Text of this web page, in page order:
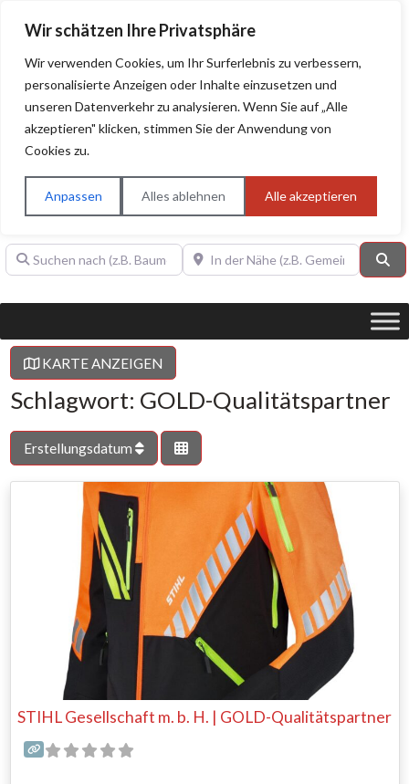
Wir schätzen Ihre Privatsphäre
Wir verwenden Cookies, um Ihr Surferlebnis zu verbessern,
personalisierte Anzeigen oder Inhalte einzusetzen und
unseren Datenverkehr zu analysieren. Wenn Sie auf „Alle
akzeptieren" klicken, stimmen Sie der Anwendung von
Cookies zu.
Anpassen Alles ablehnen Alle akzeptieren
BAUHERRENHILFE.orgQualitätssiegel!
Sie finden hier nur Qualitätsbetriebe, die mit dem DIAMANT,
PLATIN, GOLD, SILBER, ANWÄRTER "Bauherrenhilfe.org-
Qualitätssiegel" ausgezeichnet sind.
Suchen nach (z.B. Baumeister oder Dachdecker)In der Nähe (z.B. Gemeinde Baden)
KARTE ANZEIGEN
Schlagwort: GOLD-Qualitätspartner
Erstellungsdatum
STIHL Gesellschaft m. b. H. | GOLD-Qualitätspartner